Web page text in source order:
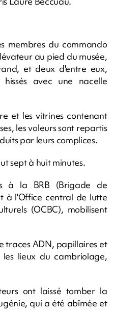
membres du commando
au pied du musée,
et deux d'entre eux,
hissés avec une nacelle
et les vitrines contenant
les voleurs sont repartis
par leurs complices.
sept à huit minutes.
à la BRB (Brigade de
à l'Office central de lutte
(OCBC), mobilisent
traces ADN, papillaires et
lieux du cambriolage,
ont laissé tomber la
qui a été abîmée et